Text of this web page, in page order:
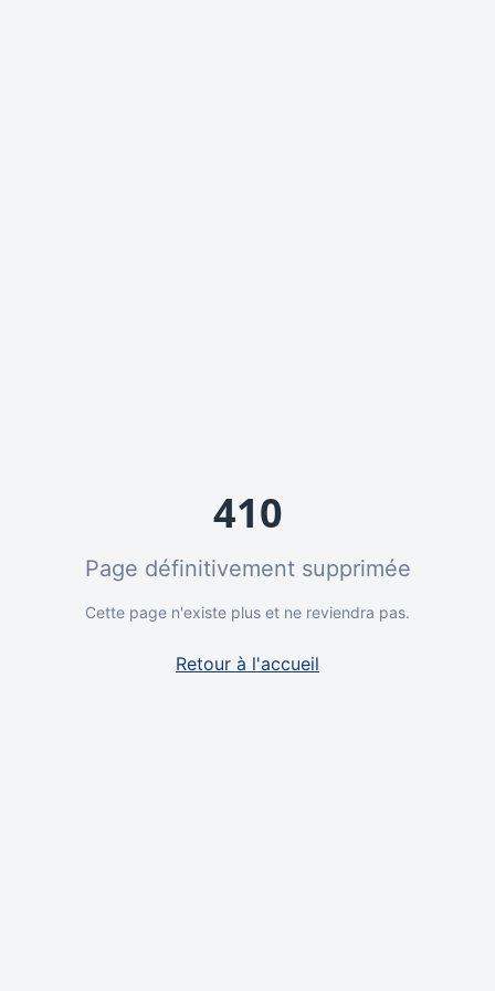
410
Page définitivement supprimée
Cette page n'existe plus et ne reviendra pas.
Retour à l'accueil